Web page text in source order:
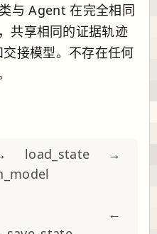
与 Agent 在完全相同
共享相同的证据轨迹
接模型。不存在任何
→ load_state →
←